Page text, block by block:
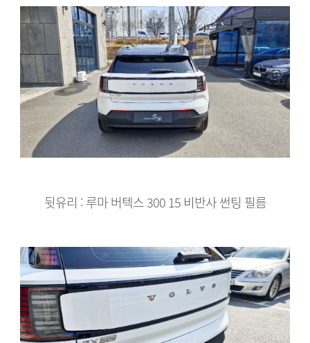
뒷유리 : 루마 버텍스 300 15 비반사 썬팅 필름